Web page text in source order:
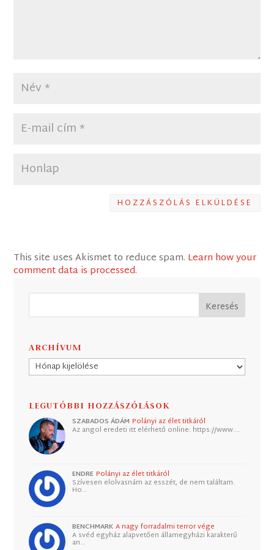
HOZZÁSZÓLÁS ELKÜLDÉSE
This site uses Akismet to reduce spam. Learn how your
comment data is processed.
ARCHÍVUM
Archívum
LEGUTÓBBI HOZZÁSZÓLÁSOK
SZABADOS ÁDÁM Polányi az élet titkáról
Az angol eredeti itt elérhető online: https://www.…
ENDRE Polányi az élet titkáról
Szívesen elolvasnám az esszét, de nem találtam.
Ho…
BENCHMARK A nagy forradalmi terror vége
A svéd egyház alapvetően államegyházi karakterű
an…